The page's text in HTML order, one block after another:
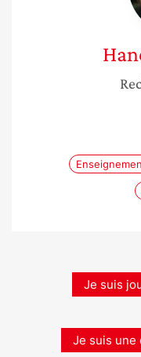
Je suis
Je suis une